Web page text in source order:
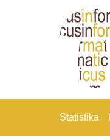
Statistika